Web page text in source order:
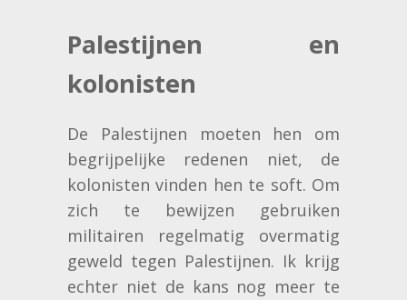
Palestijnen en
kolonisten
De Palestijnen moeten hen om
begrijpelijke redenen niet, de
kolonisten vinden hen te soft. Om
zich te bewijzen gebruiken
militairen regelmatig overmatig
geweld tegen Palestijnen. Ik krijg
echter niet de kans nog meer te